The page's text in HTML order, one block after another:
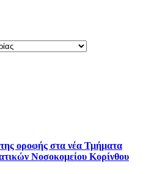
οροφής στα νέα Τμήματα
Νοσοκομείου Κορίνθου